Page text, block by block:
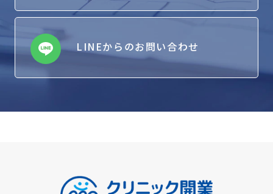
LINEからのお問い合わせ